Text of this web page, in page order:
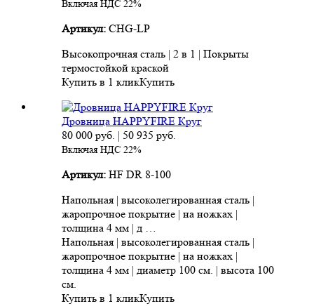
Включая НДС 22%
Артикул: CHG-LP
Высокопрочная сталь | 2 в 1 | Покрыты
термостойкой краской
Купить в 1 кликКупить
Дровница HAPPYFIRE Круг
80 000 руб. | 50 935 руб.
Включая НДС 22%
Артикул: HF DR 8-100
Напольная | высоколегированная сталь |
жаропрочное покрытие | на ножках |
толщина 4 мм | д …
Напольная | высоколегированная сталь |
жаропрочное покрытие | на ножках |
толщина 4 мм | диаметр 100 см. | высота 100
см.
Купить в 1 кликКупить